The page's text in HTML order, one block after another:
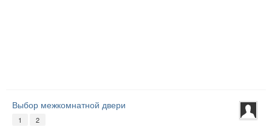
Выбор межкомнатной двери
1 2